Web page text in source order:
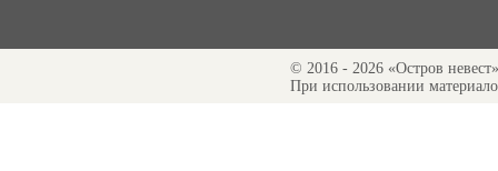
© 2016 - 2026 «Остров
При использовании